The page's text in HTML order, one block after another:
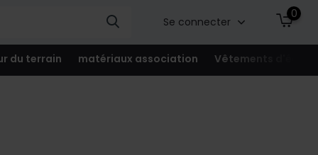
Se connecter
0
du terrain matériaux association Vêtements